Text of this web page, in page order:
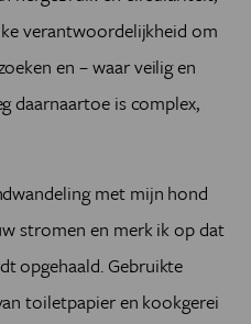
verantwoordelijkheid om
en – waar veilig en
daarnaartoe is complex,
met mijn hond
stromen en merk ik op dat
opgehaald. Gebruikte
toiletpapier en kookgerei